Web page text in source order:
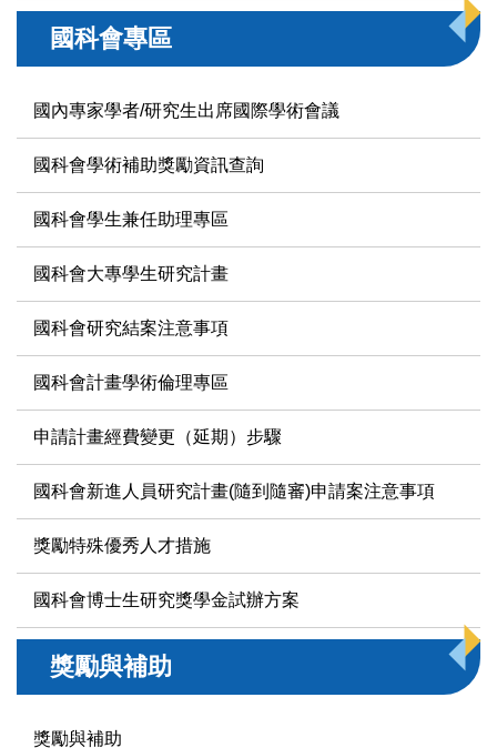
國科會專區
國內專家學者/研究生出席國際學術會議
國科會學術補助獎勵資訊查詢
國科會學生兼任助理專區
國科會大專學生研究計畫
國科會研究結案注意事項
國科會計畫學術倫理專區
申請計畫經費變更（延期）步驟
國科會新進人員研究計畫(隨到隨審)申請案注意事項
獎勵特殊優秀人才措施
國科會博士生研究獎學金試辦方案
獎勵與補助
獎勵與補助